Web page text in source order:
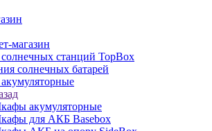
магазин
станций TopBox
солнечных батарей
акумуляторные
для АКБ Basebox